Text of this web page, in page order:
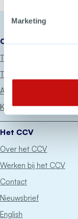
Marketing
Onze diensten
Thema’s
Trainingen
Advies
Keurmerken
Het CCV
Over het CCV
Werken bij het CCV
Contact
Nieuwsbrief
English